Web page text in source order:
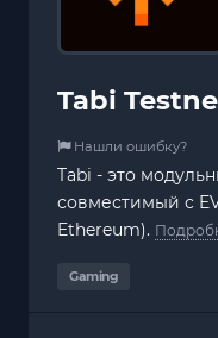
Tabi
Нашли ошибку?
Tabi - это
совместимый с
Ethereum).
Gaming